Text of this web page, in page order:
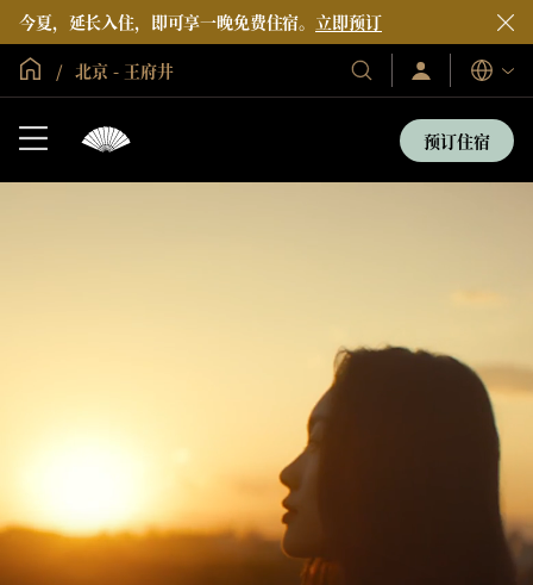
今夏，延长入住，即可享一晚免费住宿。 立即预订
全球首页
北京 - 王府井
我
们
登
录/
即
加
入
语
言
预订住宿